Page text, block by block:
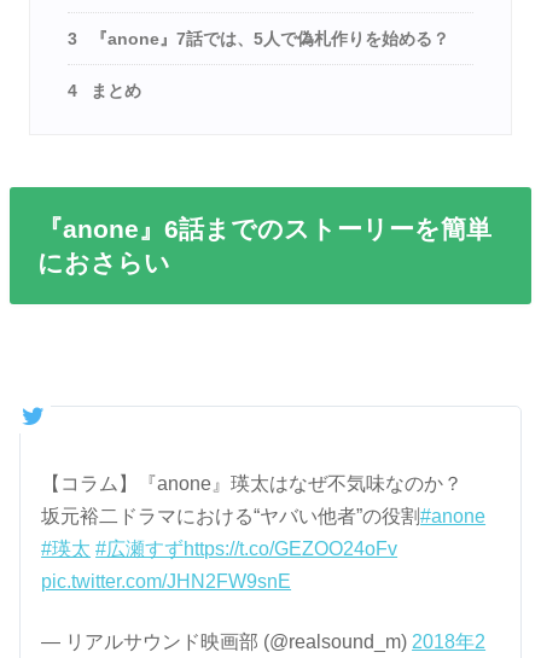
3 『anone』7話では、5人で偽札作りを始める？
4 まとめ
『anone』6話までのストーリーを簡単
におさらい
【コラム】『anone』瑛太はなぜ不気味なのか？
坂元裕二ドラマにおける“ヤバい他者”の役割#anone
#瑛太 #広瀬すずhttps://t.co/GEZOO24oFv
pic.twitter.com/JHN2FW9snE
— リアルサウンド映画部 (@realsound_m) 2018年2